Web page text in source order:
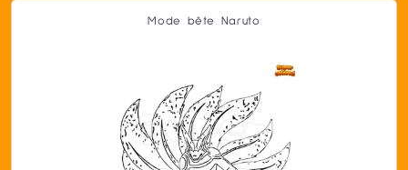
Mode bête Naruto